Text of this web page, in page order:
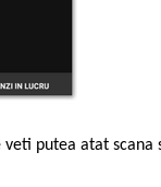
putea atat